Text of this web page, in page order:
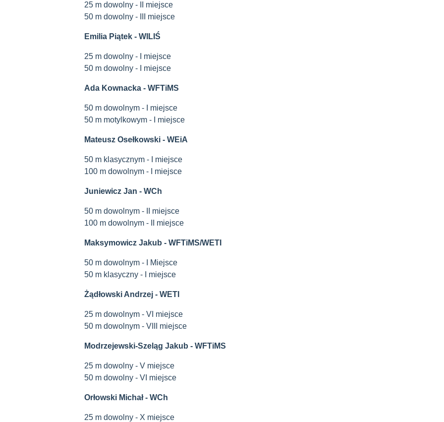
25 m dowolny - II miejsce
50 m dowolny - III miejsce
Emilia Piątek - WILIŚ
25 m dowolny - I miejsce
50 m dowolny - I miejsce
Ada Kownacka - WFTiMS
50 m dowolnym - I miejsce
50 m motylkowym - I miejsce
Mateusz Osełkowski - WEiA
50 m klasycznym - I miejsce
100 m dowolnym - I miejsce
Juniewicz Jan - WCh
50 m dowolnym - II miejsce
100 m dowolnym - II miejsce
Maksymowicz Jakub - WFTiMS/WETI
50 m dowolnym - I Miejsce
50 m klasyczny - I miejsce
Żądłowski Andrzej - WETI
25 m dowolnym - VI miejsce
50 m dowolnym - VIII miejsce
Modrzejewski-Szeląg Jakub - WFTiMS
25 m dowolny - V miejsce
50 m dowolny - VI miejsce
Orłowski Michał - WCh
25 m dowolny - X miejsce